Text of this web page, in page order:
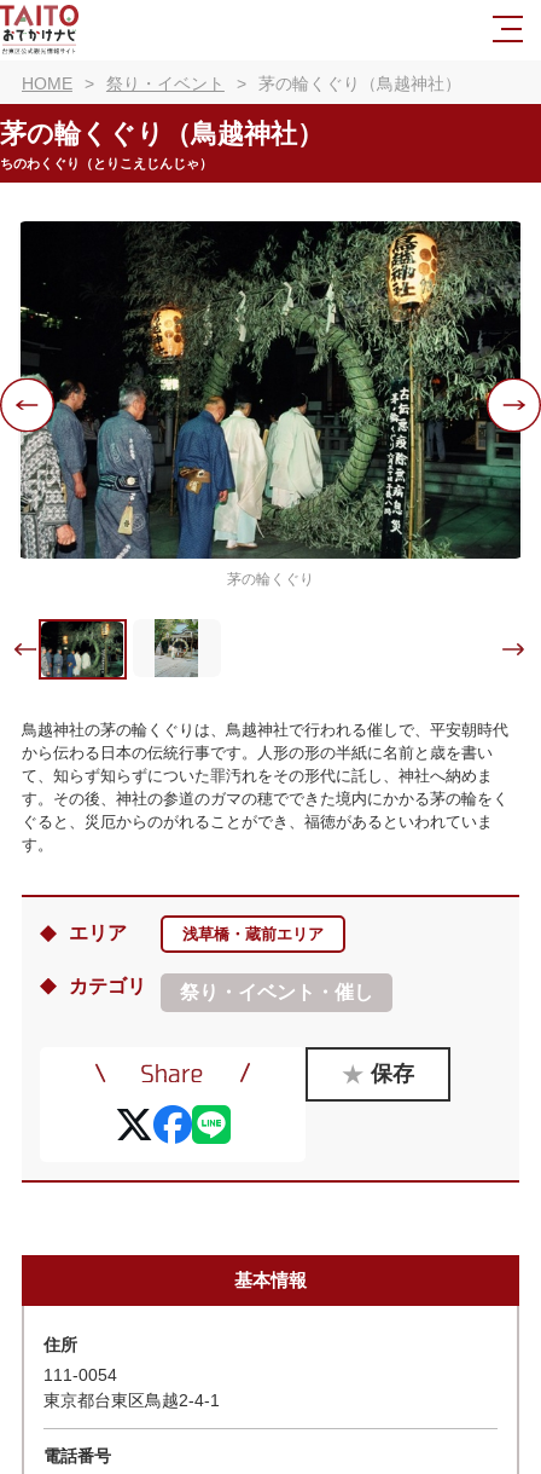
HOME 祭り・イベント 茅の輪くぐり（鳥越神社）
茅の輪くぐり（鳥越神社）
ちのわくぐり（とりこえじんじゃ）
茅の輪くぐり
鳥越神社の茅の輪くぐりは、鳥越神社で行われる催しで、平安朝時代
から伝わる日本の伝統行事です。人形の形の半紙に名前と歳を書い
て、知らず知らずについた罪汚れをその形代に託し、神社へ納めま
す。その後、神社の参道のガマの穂でできた境内にかかる茅の輪をく
ぐると、災厄からのがれることができ、福徳があるといわれていま
す。
エリア 浅草橋・蔵前エリア
カテゴリ 祭り・イベント・催し
保存
基本情報
住所
111-0054
東京都台東区鳥越2-4-1
電話番号